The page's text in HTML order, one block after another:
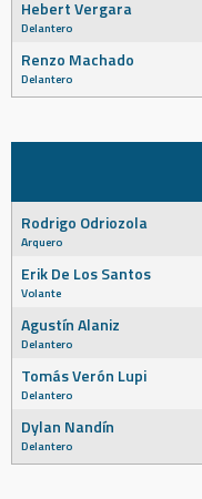
Hebert Vergara
Delantero
Renzo Machado
Delantero
Rodrigo Odriozola
Arquero
Erik De Los Santos
Volante
Agustín Alaniz
Delantero
Tomás Verón Lupi
Delantero
Dylan Nandín
Delantero